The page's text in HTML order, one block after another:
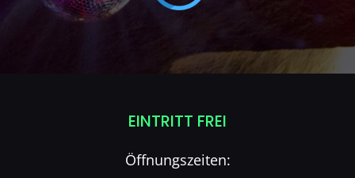
EINTRITT FREI
Öffnungszeiten: